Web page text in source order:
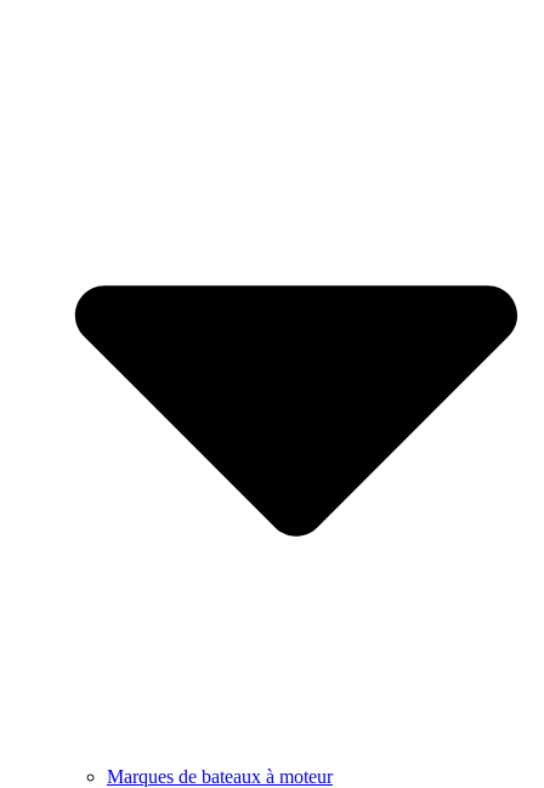
Marques de bateaux à moteur